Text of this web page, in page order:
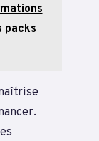
packs